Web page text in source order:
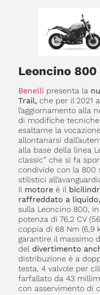
Leoncino
Benelli presenta la
Trail, che per il 2021
l’aggiornamento alla
di modifiche
esaltarne la
allontanarsi
alla base della linea
classic” che si fa
condivide con la 800
stilistici
Il motoreè il
raffreddato a
sulla Leoncino 800,
potenza di 76,2 CV
coppia di 68 Nm (6,9
garantire il massimo
del divertimento
distribuzione è a
testa, 4 valvole per
farfallato da 43
con asservimento di